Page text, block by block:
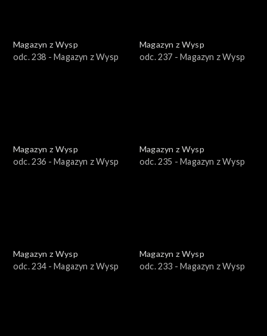
Magazyn z Wysp
odc. 238 - Magazyn z Wysp
Magazyn z Wysp
odc. 237 - Magazyn z Wysp
Magazyn z Wysp
odc. 236 - Magazyn z Wysp
Magazyn z Wysp
odc. 235 - Magazyn z Wysp
Magazyn z Wysp
odc. 234 - Magazyn z Wysp
Magazyn z Wysp
odc. 233 - Magazyn z Wysp